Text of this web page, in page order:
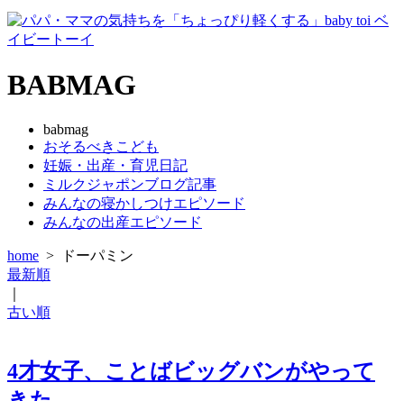
BABMAG
babmag
おそるべきこども
妊娠・出産・育児日記
ミルクジャポンブログ記事
みんなの寝かしつけエピソード
みんなの出産エピソード
home >
ドーパミン
最新順
古い順
4才女子、ことばビッグバンがやって